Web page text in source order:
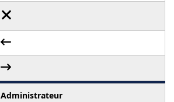
Administrateur